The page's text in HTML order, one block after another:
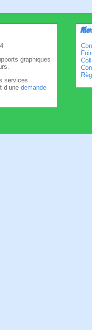
graphiques
services
d’une demande